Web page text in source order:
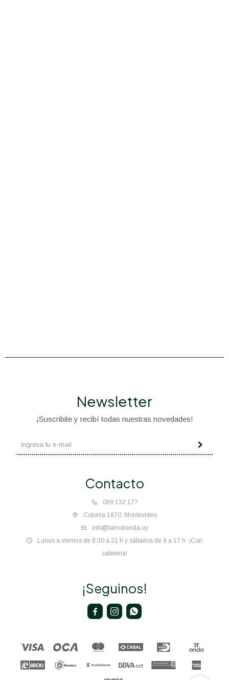
Contacto
099 132 177
Colonia 1870, Montevideo
info@lamolienda.uy
Lunes a viernes de 8:30 a 21 h y sábados de 9 a 17 h. ¡Con
cafetería!
Newsletter
¡Suscribite y recibí todas nuestras novedades!
¡Seguinos!
  